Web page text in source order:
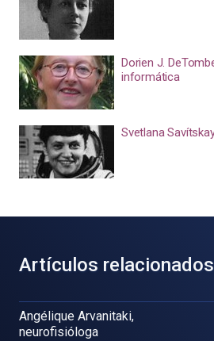
Dorien J.
informática
Svetlana
Artículos relacionados
Angélique Arvanitaki,
neurofisióloga